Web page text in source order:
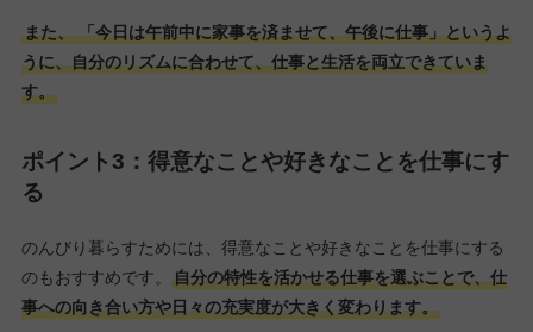
また、 「今日は午前中に家事を済ませて、午後に仕事」というよ
うに、自分のリズムに合わせて、仕事と生活を両立できていま
す。
ポイント3：得意なことや好きなことを仕事にす
る
のんびり暮らすためには、得意なことや好きなことを仕事にする
のもおすすめです。
自分の特性を活かせる仕事を選ぶことで、仕
事への向き合い方や日々の充実度が大きく変わります。